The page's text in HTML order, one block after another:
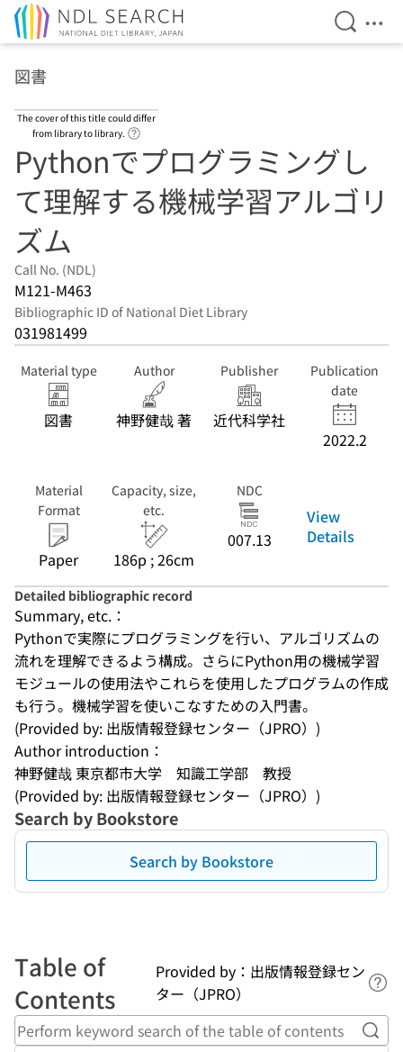
Open
図書
The cover of this title could differ
from library to library.
Pythonでプログラミングし
て理解する機械学習アルゴリ
ズム
Call No. (NDL)
M121-M463
Bibliographic ID of National Diet Library
031981499
Material type
図書
Author
神野健哉 著
Publisher
近代科学社
Publication
date
2022.2
Material
Format
Paper
Capacity, size,
etc.
186p ; 26cm
NDC
007.13
View
Details
Detailed bibliographic record
Summary, etc.：
Pythonで実際にプログラミングを行い、アルゴリズムの
流れを理解できるよう構成。さらにPython用の機械学習
モジュールの使用法やこれらを使用したプログラムの作成
も行う。機械学習を使いこなすための入門書。
(Provided by: 出版情報登録センター（JPRO）)
Author introduction：
神野健哉 東京都市大学　知識工学部　教授
(Provided by: 出版情報登録センター（JPRO）)
Search by Bookstore
Search by Bookstore
Table of
Contents
Provided by：出版情報登録セン
ター（JPRO）